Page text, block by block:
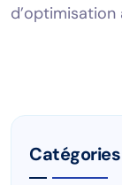
Catégories